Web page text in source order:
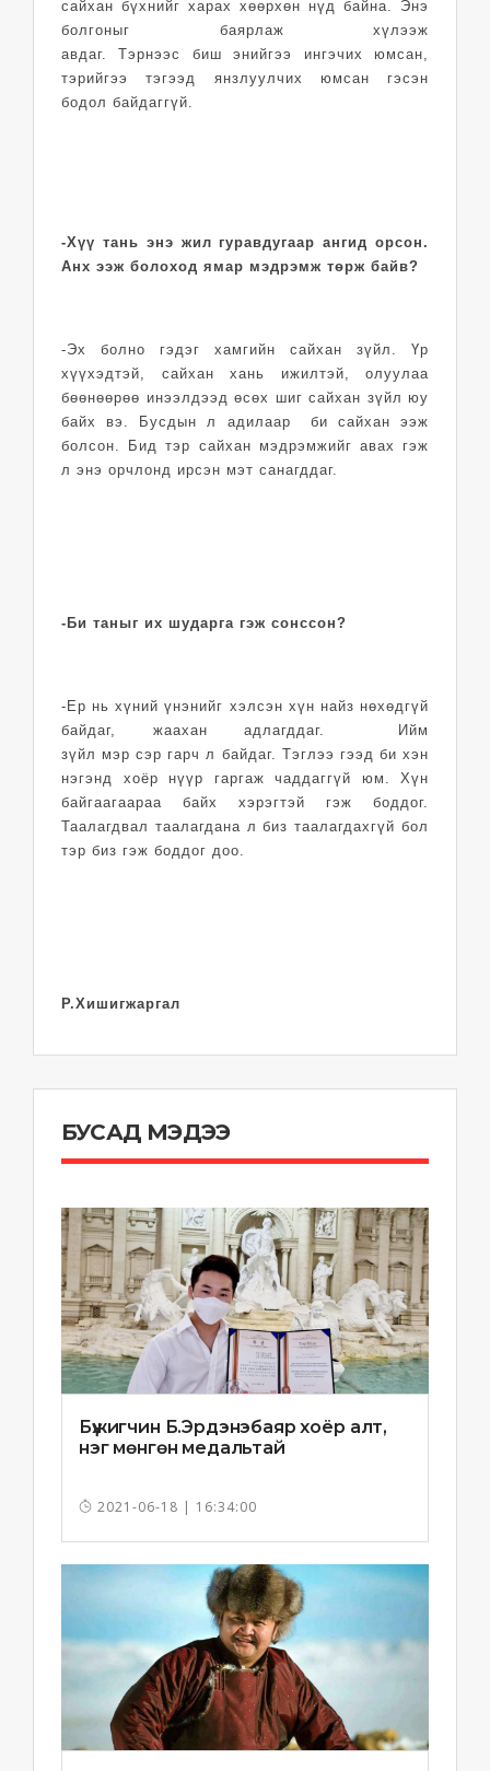
сайхан бүхнийг харах хөөрхөн нүд байна. Энэ
болгоныг баярлаж хүлээж
авдаг. Тэрнээс биш энийгээ ингэчих юмсан,
тэрийгээ тэгээд янзлуулчих юмсан гэсэн
бодол байдаггүй.
-Хүү тань энэ жил гуравдугаар ангид орсон.
Анх ээж болоход ямар мэдрэмж төрж байв?
-Эх болно гэдэг хамгийн сайхан зүйл. Үр
хүүхэдтэй, сайхан хань ижилтэй, олуулаа
бөөнөөрөө инээлдээд өсөх шиг сайхан зүйл юу
байх вэ. Бусдын л адилаар би сайхан ээж
болсон. Бид тэр сайхан мэдрэмжийг авах гэж
л энэ орчлонд ирсэн мэт санагддаг.
-Би таныг их шударга гэж сонссон?
-Ер нь хүний үнэнийг хэлсэн хүн найз нөхөдгүй
байдаг, жаахан адлагддаг. Ийм
зүйл мэр сэр гарч л байдаг. Тэглээ гээд би хэн
нэгэнд хоёр нүүр гаргаж чаддаггүй юм. Хүн
байгаагаараа байх хэрэгтэй гэж боддог.
Таалагдвал таалагдана л биз таалагдахгүй бол
тэр биз гэж боддог доо.
Р.Хишигжаргал
БУСАД МЭДЭЭ
Бүжигчин Б.Эрдэнэбаяр хоёр алт,
нэг мөнгөн медальтай
2021-06-18 | 16:34:00